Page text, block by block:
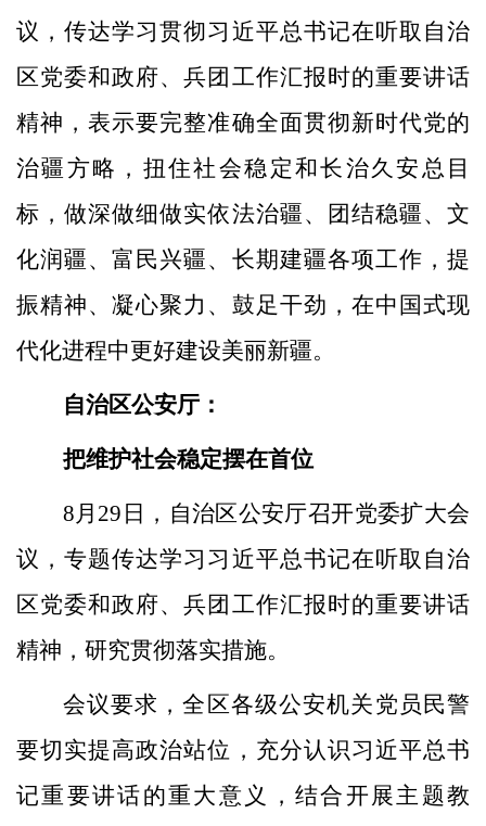
议，传达学习贯彻习近平总书记在听取自治
区党委和政府、兵团工作汇报时的重要讲话
精神，表示要完整准确全面贯彻新时代党的
治疆方略，扭住社会稳定和长治久安总目
标，做深做细做实依法治疆、团结稳疆、文
化润疆、富民兴疆、长期建疆各项工作，提
振精神、凝心聚力、鼓足干劲，在中国式现
代化进程中更好建设美丽新疆。
自治区公安厅：
把维护社会稳定摆在首位
8月29日，自治区公安厅召开党委扩大会
议，专题传达学习习近平总书记在听取自治
区党委和政府、兵团工作汇报时的重要讲话
精神，研究贯彻落实措施。
会议要求，全区各级公安机关党员民警
要切实提高政治站位，充分认识习近平总书
记重要讲话的重大意义，结合开展主题教